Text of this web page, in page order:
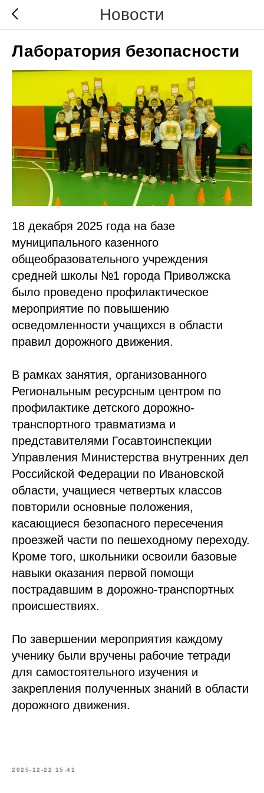
Новости
Лаборатория безопасности
18 декабря 2025 года на базе
муниципального казенного
общеобразовательного учреждения
средней школы №1 города Приволжска
было проведено профилактическое
мероприятие по повышению
осведомленности учащихся в области
правил дорожного движения.
В рамках занятия, организованного
Региональным ресурсным центром по
профилактике детского дорожно-
транспортного травматизма и
представителями Госавтоинспекции
Управления Министерства внутренних дел
Российской Федерации по Ивановской
области, учащиеся четвертых классов
повторили основные положения,
касающиеся безопасного пересечения
проезжей части по пешеходному переходу.
Кроме того, школьники освоили базовые
навыки оказания первой помощи
пострадавшим в дорожно-транспортных
происшествиях.
По завершении мероприятия каждому
ученику были вручены рабочие тетради
для самостоятельного изучения и
закрепления полученных знаний в области
дорожного движения.
2025-12-22 15:41